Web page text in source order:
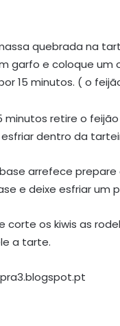
quebrada na
garfo e coloque um
15 minutos. ( o
minutos retire o
dentro da
arrefece
e deixe esfriar um
corte os kiwis as
a tarte.